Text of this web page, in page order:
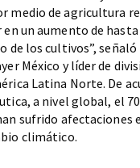
medio de agricultura
en un aumento de
de los cultivos”, señaló
México y líder de
Latina Norte. De
a nivel global, el
sufrido afectaciones
climático.